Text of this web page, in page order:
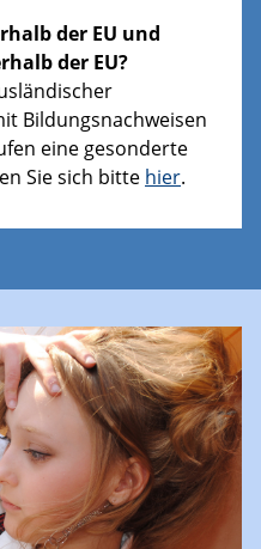
der EU und
der EU?
Bildungsnachweisen
eine gesonderte
Sie sich bitte hier.